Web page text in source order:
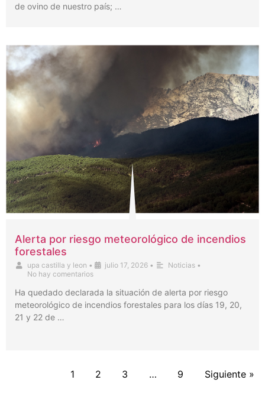
de ovino de nuestro país; …
Alerta por riesgo meteorológico de incendios
forestales
upa castilla y leon • julio 17, 2026 • Noticias •
No hay comentarios
Ha quedado declarada la situación de alerta por riesgo
meteorológico de incendios forestales para los días 19, 20,
21 y 22 de …
1 2 3 … 9 Siguiente »